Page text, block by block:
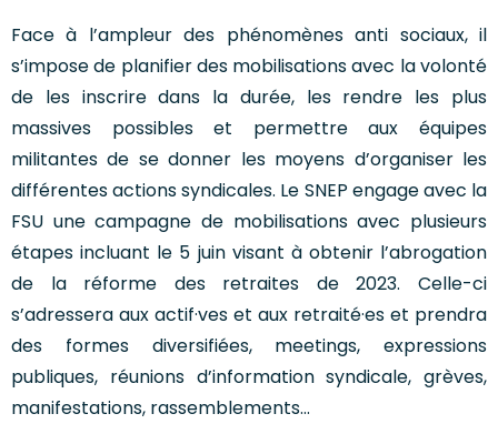
Face à l’ampleur des phénomènes anti sociaux, il
s’impose de planifier des mobilisations avec la volonté
de les inscrire dans la durée, les rendre les plus
massives possibles et permettre aux équipes
militantes de se donner les moyens d’organiser les
différentes actions syndicales. Le SNEP engage avec la
FSU une campagne de mobilisations avec plusieurs
étapes incluant le 5 juin visant à obtenir l’abrogation
de la réforme des retraites de 2023. Celle-ci
s’adressera aux actif·ves et aux retraité·es et prendra
des formes diversifiées, meetings, expressions
publiques, réunions d’information syndicale, grèves,
manifestations, rassemblements…